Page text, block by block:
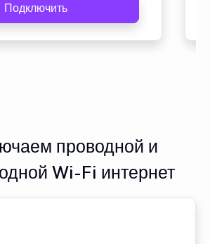
Подключить
проводной и
Wi-Fi интернет